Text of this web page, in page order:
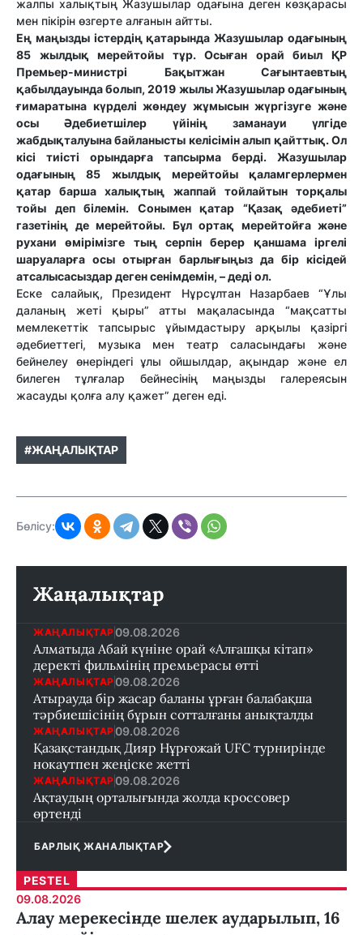
жалпы халықтың Жазушылар одағына деген көзқарасы
мен пікірін өзгерте алғанын айтты.
Ең маңызды істердің қатарында Жазушылар одағының
85 жылдық мерейтойы тұр. Осыған орай биыл ҚР
Премьер-министрі Бақытжан Сағынтаевтың
қабылдауында болып, 2019 жылы Жазушылар одағының
ғимаратына күрделі жөндеу жұмысын жүргізуге және
осы Әдебиетшілер үйінің заманауи үлгіде
жабдықталуына байланысты келісімін алып қайттық. Ол
кісі тиісті орындарға тапсырма берді. Жазушылар
одағының 85 жылдық мерейтойы қаламгерлермен
қатар барша халықтың жаппай тойлайтын торқалы
тойы деп білемін. Сонымен қатар “Қазақ әдебиеті”
газетінің де мерейтойы. Бұл ортақ мерейтойға және
рухани өмірімізге тың серпін берер қаншама іргелі
шаруаларға осы отырған барлығыңыз да бір кісідей
атсалысасыздар деген сенімдемін, – деді ол.
Еске салайық, Президент Нұрсұлтан Назарбаев “Ұлы
даланың жеті қыры” атты мақаласында “мақсатты
мемлекеттік тапсырыс ұйымдастыру арқылы қазіргі
әдебиеттегі, музыка мен театр саласындағы және
бейнелеу өнеріндегі ұлы ойшылдар, ақындар және ел
билеген тұлғалар бейнесінің маңызды галереясын
жасауды қолға алу қажет” деген еді.
#ЖАҢАЛЫҚТАР
Бөлісу:
Жаңалықтар
ЖАҢАЛЫҚТАР 09.08.2026
Алматыда Абай күніне орай «Алғашқы кітап»
деректі фильмінің премьерасы өтті
ЖАҢАЛЫҚТАР 09.08.2026
Атырауда бір жасар баланы ұрған балабақша
тәрбиешісінің бұрын сотталғаны анықталды
ЖАҢАЛЫҚТАР 09.08.2026
Қазақстандық Дияр Нұрғожай UFC турнирінде
нокаутпен жеңіске жетті
ЖАҢАЛЫҚТАР 09.08.2026
Ақтаудың орталығында жолда кроссовер
өртенді
БАРЛЫҚ ЖАНАЛЫҚТАР
PESTEL
09.08.2026
Алау мерекесінде шелек аударылып, 16